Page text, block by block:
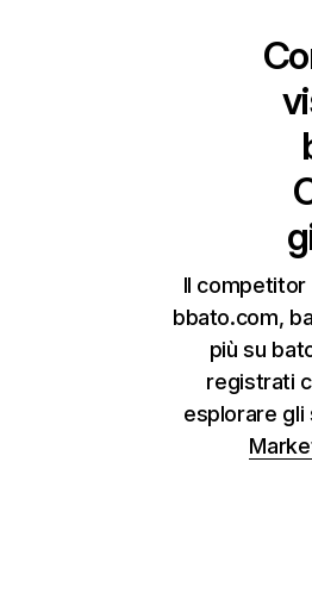
Il competitor
bbato.com,
più su
registrati
esplorare gli